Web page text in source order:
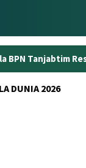
Ditahan
DUNIA 2026